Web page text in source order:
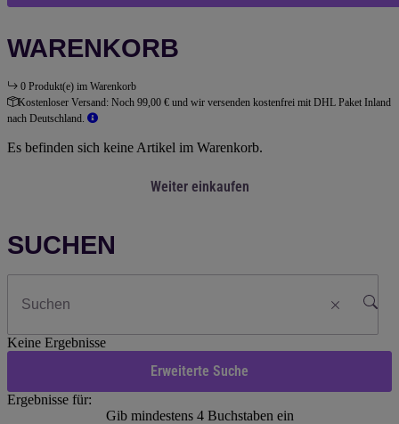
WARENKORB
0 Produkt(e) im Warenkorb
Kostenloser Versand: Noch 99,00 € und wir versenden kostenfrei mit DHL Paket Inland
nach Deutschland.
Es befinden sich keine Artikel im Warenkorb.
Weiter einkaufen
SUCHEN
Keine Ergebnisse
Erweiterte Suche
Ergebnisse für:
Gib mindestens 4 Buchstaben ein